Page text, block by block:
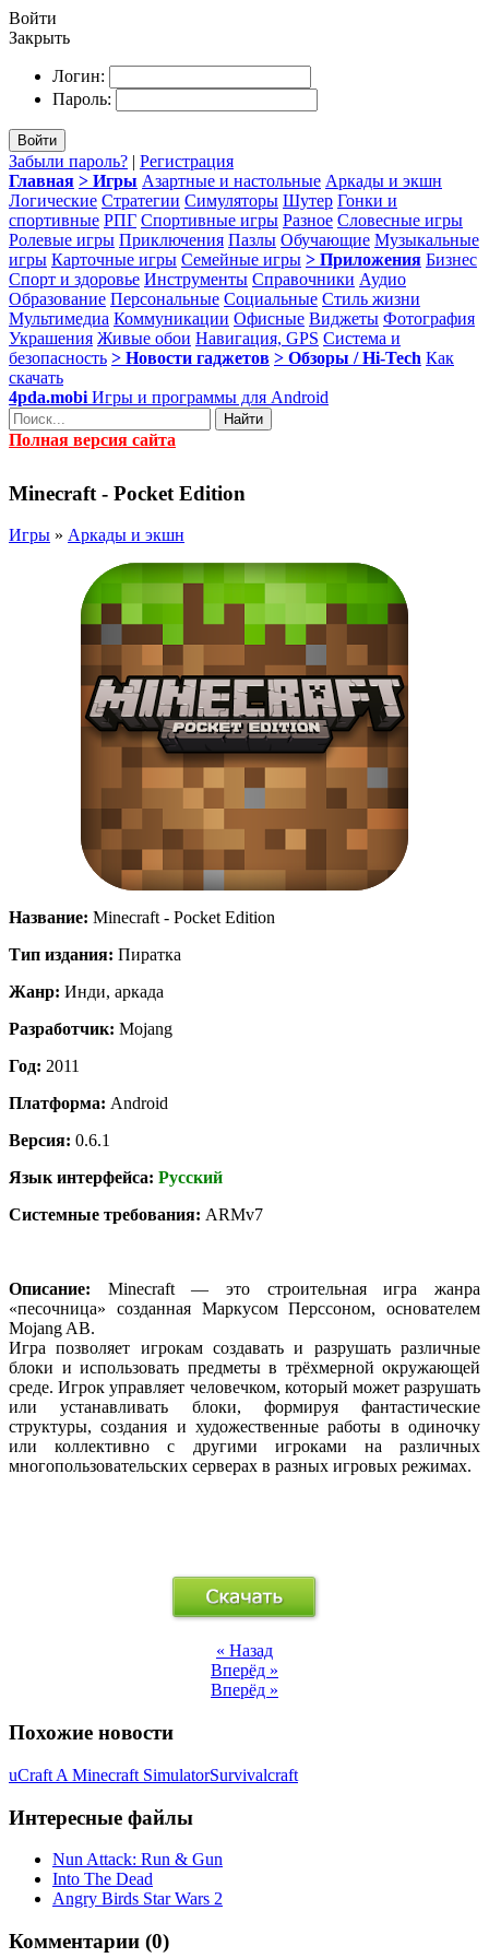
Войти
Закрыть
Логин:
Пароль:
Войти
Забыли пароль? | Регистрация
Главная > Игры Азартные и настольные Аркады и экшн
Логические Стратегии Симуляторы Шутер Гонки и
спортивные РПГ Спортивные игры Разное Словесные игры
Ролевые игры Приключения Пазлы Обучающие Музыкальные
игры Карточные игры Семейные игры > Приложения Бизнес
Спорт и здоровье Инструменты Справочники Аудио
Образование Персональные Социальные Стиль жизни
Мультимедиа Коммуникации Офисные Виджеты Фотография
Украшения Живые обои Навигация, GPS Система и
безопасность > Новости гаджетов > Обзоры / Hi-Tech Как
скачать
4pda.mobi Игры и программы для Android
Найти
Полная версия сайта
Minecraft - Pocket Edition
Игры » Аркады и экшн
Название: Minecraft - Pocket Edition
Тип издания: Пиратка
Жанр: Инди, аркада
Разработчик: Mojang
Год: 2011
Платформа: Android
Версия: 0.6.1
Язык интерфейса: Русский
Системные требования: ARMv7
Описание: Minecraft — это строительная игра жанра
«песочница» созданная Маркусом Перссоном, основателем
Mojang AB.
Игра позволяет игрокам создавать и разрушать различные
блоки и использовать предметы в трёхмерной окружающей
среде. Игрок управляет человечком, который может разрушать
или устанавливать блоки, формируя фантастические
структуры, создания и художественные работы в одиночку
или коллективно с другими игроками на различных
многопользовательских серверах в разных игровых режимах.
« Назад
Вперёд »
Вперёд »
Похожие новости
uCraft A Minecraft SimulatorSurvivalcraft
Интересные файлы
Nun Attack: Run & Gun
Into The Dead
Angry Birds Star Wars 2
Комментарии (0)